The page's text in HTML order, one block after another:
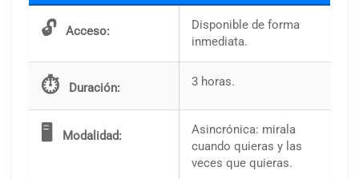
🔓 Acceso:
Disponible de forma
inmediata.
⏱️ Duración: 3 horas.
🖥️ Modalidad:
Asincrónica: mirala
cuando quieras y las
veces que quieras.